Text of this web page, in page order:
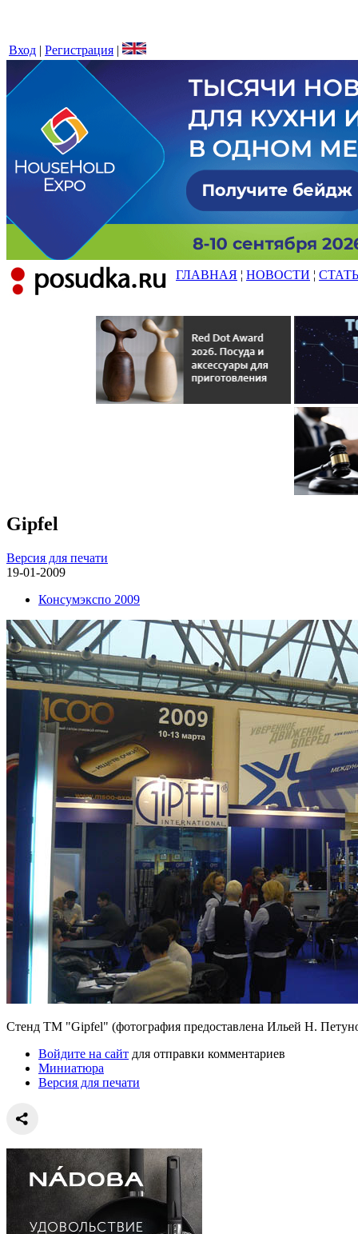
Вход | Регистрация |
ГЛАВНАЯ ¦ НОВОСТИ ¦
Gipfel
Версия для печати
19-01-2009
Консумэкспо 2009
Стенд ТМ "Gipfel" (фотография предоставлена Ильей Н.
Войдите на сайт для отправки комментариев
Миниатюра
Версия для печати